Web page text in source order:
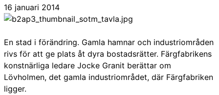
16 januari 2014
En stad i förändring. Gamla hamnar och industriområden
rivs för att ge plats åt dyra bostadsrätter. Färgfabrikens
konstnärliga ledare Jocke Granit berättar om
Lövholmen, det gamla industriområdet, där Färgfabriken
ligger.